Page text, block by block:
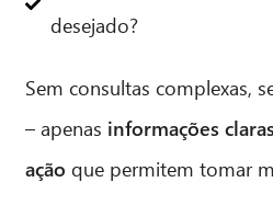
desejado?
Sem consultas complexas,
– apenas informações
ação que permitem tomar